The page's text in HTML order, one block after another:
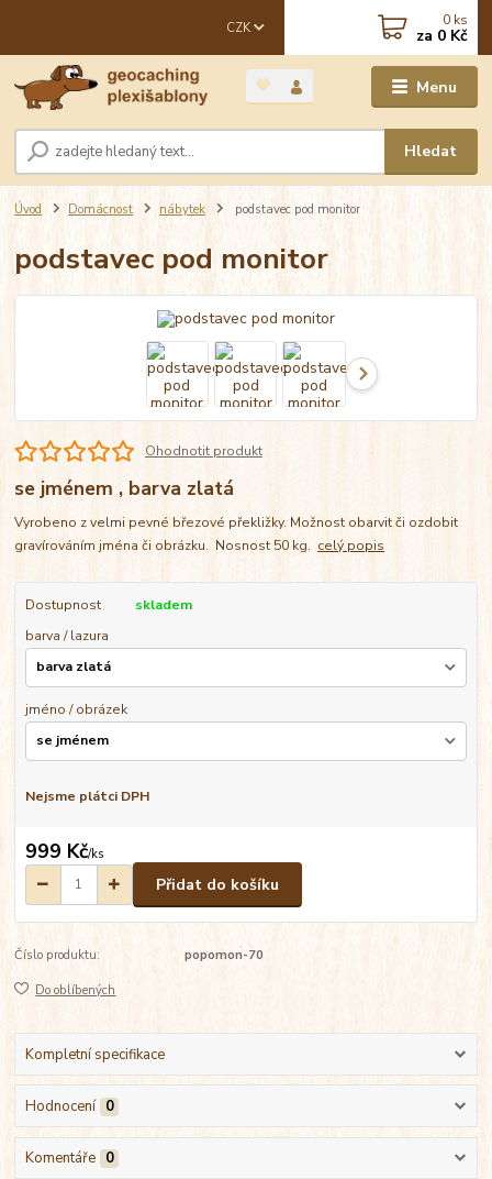
Menu
CZK
Hledat
0 ks
za 0 Kč
Úvod Domácnost nábytek podstavec pod monitor
podstavec pod monitor
Ohodnotit produkt
se jménem , barva zlatá
Vyrobeno z velmi pevné březové překližky. Možnost obarvit či ozdobit
gravírováním jména či obrázku. Nosnost 50 kg. celý popis
Dostupnost
skladem
barva / lazura
jméno / obrázek
Nejsme plátci DPH
999 Kč/ks
Přidat do košíku
Číslo produktu: popomon-70
Do oblíbených
Kompletní specifikace
Hodnocení 0
Komentáře 0